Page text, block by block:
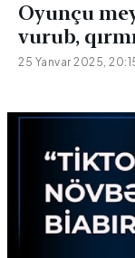
Oyunçu
vurub,
25 Yanvar 2025,